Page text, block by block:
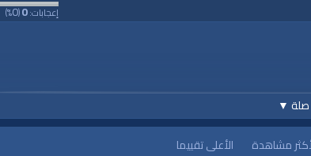
إعجابات:0
(
0
%)
▼
مشاهدة
الأعلى تقييما